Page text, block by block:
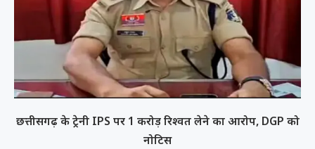
छत्तीसगढ़ के ट्रेनी IPS पर 1 करोड़ रिश्वत लेने का आरोप, DGP को
नोटिस